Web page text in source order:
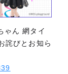
ゃん 網タイ
詫びとお知ら